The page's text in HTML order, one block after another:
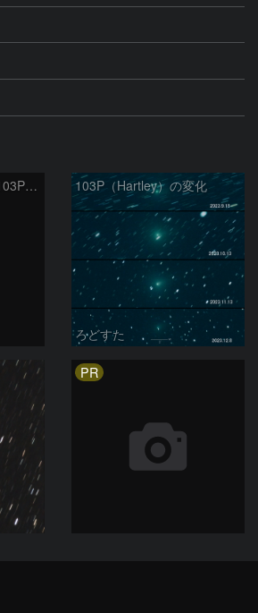
ハートレー第２彗星 (103P)：2023/12/18 103P（Hartley）の変化
ろどすた
PR